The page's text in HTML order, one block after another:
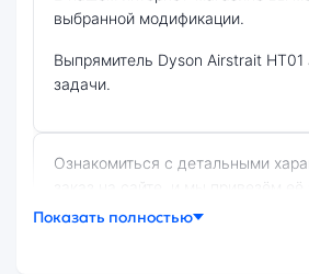
выбранной модификации.
выпрямитель Dyson Airstrait HT01 Jasper Plum — удачное сочетание цены, производительности и дизайна. Модель доступна в разных конфигурациях и цветах — выбирайте под свои
задачи.
Ознакомиться с детальными характеристиками Dyson Airstrait HT01 Jasper Plum можно ниже, в разделе «Характеристики». Если выбранной конфигурации нет в наличии — оформите
заказ на сайте, и мы привезём
Показать полностью